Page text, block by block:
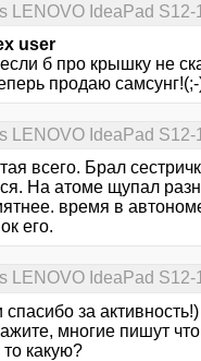
LENOVO IdeaPad S12-
user
б про крышку не
продаю
LENOVO IdeaPad S12-
всего. Брал
На атоме щупал
время в
его.
LENOVO IdeaPad S12-
спасибо за активность!)
многие пишут
то какую?